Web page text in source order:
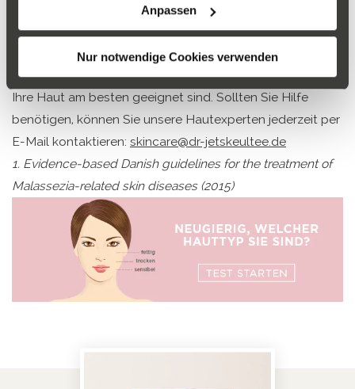
Anpassen
Nur notwendige Cookies verwenden
einfach nicht abklingen wollen?
Dabei kann es sich um Pityrosporum Folliculitis handeln.
Machen Sie unsereumfassende Hautanalyse, um
herauszufinden, welche Produkte von Dr. Jetske Ultee für
Ihre Haut am besten geeignet sind. Sollten Sie Hilfe
benötigen, können Sie unsere Hautexperten jederzeit per
E-Mail kontaktieren: skincare@dr-jetskeultee.de
1. Evidence-based Danish guidelines for the treatment of
Malassezia-related skin diseases (2015)